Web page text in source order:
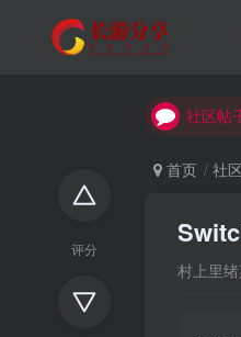
评分
社区
社区帖
首页 社区
村上里